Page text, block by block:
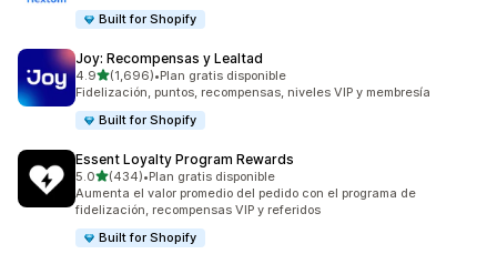
Built for Shopify
Joy: Recompensas y Lealtad
4.9de 5 estrellas
(1,696)
1696 reseñas en total
•Plan gratis disponible
Fidelización, puntos, recompensas, niveles VIP y membresía
Built for Shopify
Essent Loyalty Program Rewards
5.0de 5 estrellas
(434)
434 reseñas en total
•Plan gratis disponible
Aumenta el valor promedio del pedido con el programa de
fidelización, recompensas VIP y referidos
Built for Shopify